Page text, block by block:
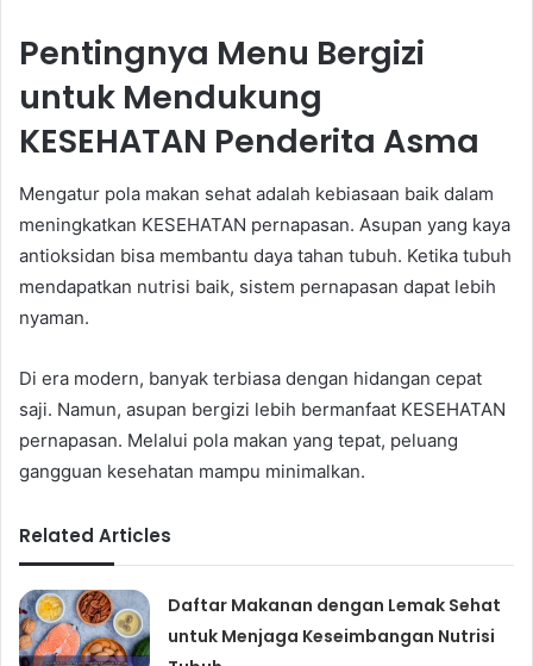
Pentingnya Menu Bergizi
untuk Mendukung
KESEHATAN Penderita Asma
Mengatur pola makan sehat adalah kebiasaan baik dalam
meningkatkan KESEHATAN pernapasan. Asupan yang kaya
antioksidan bisa membantu daya tahan tubuh. Ketika tubuh
mendapatkan nutrisi baik, sistem pernapasan dapat lebih
nyaman.
Di era modern, banyak terbiasa dengan hidangan cepat
saji. Namun, asupan bergizi lebih bermanfaat KESEHATAN
pernapasan. Melalui pola makan yang tepat, peluang
gangguan kesehatan mampu minimalkan.
Related Articles
Daftar Makanan dengan Lemak Sehat
untuk Menjaga Keseimbangan Nutrisi